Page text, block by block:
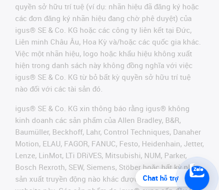
quyền sở hữu trí tuệ (ví dụ: nhãn hiệu đã đăng ký hoặc
các đơn đăng ký nhãn hiệu đang chờ phê duyệt) của
igus® SE & Co. KG hoặc các công ty liên kết tại Đức,
Liên minh Châu Âu, Hoa Kỳ và/hoặc các quốc gia khác.
Việc một nhãn hiệu, logo hoặc khẩu hiệu không xuất
hiện trong danh sách này không đồng nghĩa với việc
igus® SE & Co. KG từ bỏ bất kỳ quyền sở hữu trí tuệ
nào đối với các tài sản đó.
igus® SE & Co. KG xin thông báo rằng igus® không
kinh doanh các sản phẩm của Allen Bradley, B&R,
Baumüller, Beckhoff, Lahr, Control Techniques, Danaher
Motion, ELAU, FAGOR, FANUC, Festo, Heidenhain, Jetter,
Lenze, LinMot, LTi DRiVES, Mitsubishi, NUM, Parker,
Bosch Rexroth, SEW, Siemens, Stöber hoặc bất kỳ nhà
sản xuất truyền động nào khác được đề cập trên
Chat hỗ trợ